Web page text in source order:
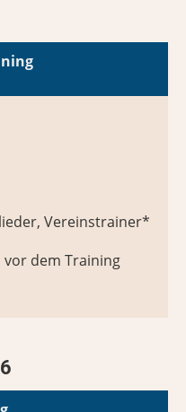
Vereinstrainer*in
dem Training